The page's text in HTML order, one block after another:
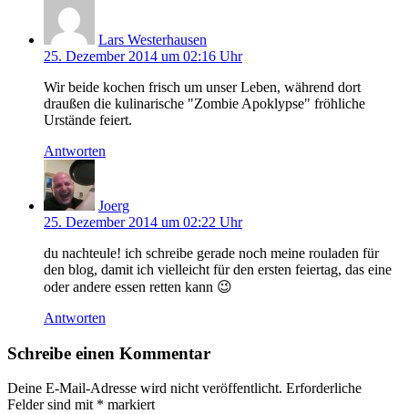
Lars Westerhausen
25. Dezember 2014 um 02:16 Uhr
Wir beide kochen frisch um unser Leben, während dort
draußen die kulinarische "Zombie Apoklypse" fröhliche
Urstände feiert.
Antworten
Joerg
25. Dezember 2014 um 02:22 Uhr
du nachteule! ich schreibe gerade noch meine rouladen für
den blog, damit ich vielleicht für den ersten feiertag, das eine
oder andere essen retten kann 😉
Antworten
Schreibe einen Kommentar
Deine E-Mail-Adresse wird nicht veröffentlicht. Erforderliche
Felder sind mit * markiert